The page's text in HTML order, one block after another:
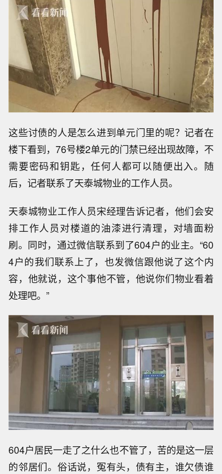
这些讨债的人是怎么进到单元门里的呢？记者在
楼下看到，76号楼2单元的门禁已经出现故障，不
需要密码和钥匙，任何人都可以随便出入。随
后，记者联系了天泰城物业的工作人员。
天泰城物业工作人员宋经理告诉记者，他们会安
排工作人员对楼道的油漆进行清理，对墙面粉
刷。同时，通过微信联系到了604户的业主。“60
4户的我们联系上了，也发微信跟他说了这个内
容，他就说，这个事他不管，他说你们物业看着
处理吧。”
604户居民一走了之什么也不管了，苦的是这一层
的邻居们。俗话说，冤有头，债有主，谁欠债谁